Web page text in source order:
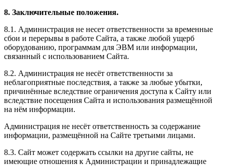
8. Заключительные положения.
8.1. Администрация не несет ответственности за временные
сбои и перерывы в работе Сайта, а также любой ущерб
оборудованию, программам для ЭВМ или информации,
связанный с использованием Сайта.
8.2. Администрация не несёт ответственности за
неблагоприятные последствия, а также за любые убытки,
причинённые вследствие ограничения доступа к Сайту или
вследствие посещения Сайта и использования размещённой
на нём информации.
Администрация не несёт ответственность за содержание
информации, размещённой на Сайте третьими лицами.
8.3. Сайт может содержать ссылки на другие сайты, не
имеющие отношения к Администрации и принадлежащие